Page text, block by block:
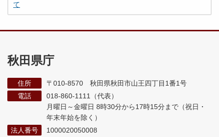
て
秋田県庁
住所
〒010-8570 秋田県秋田市山王四丁目1番1号
電話
018-860-1111（代表）
月曜日～金曜日 8時30分から17時15分まで （祝日・
年末年始を除く）
法人番号
1000020050008